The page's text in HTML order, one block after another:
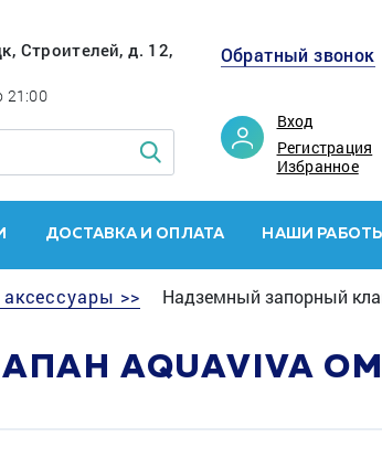
Строителей, д. 12,
21:00
Обратный звонок
Вход
Регистрация
Избранное
ДОСТАВКА И ОПЛАТА НАШИ РАБОТЫ
>> Надземный запорный
AQUAVIVA